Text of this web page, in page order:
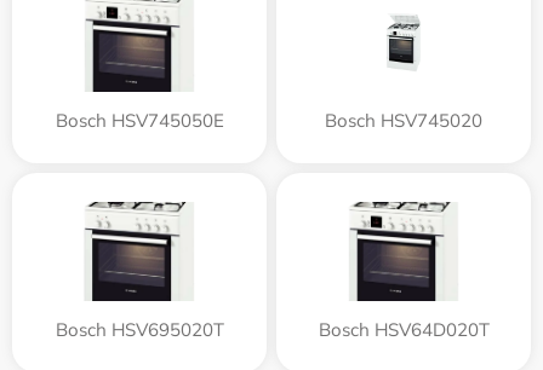
Bosch HSV745050E Bosch HSV745020
Bosch HSV695020T Bosch HSV64D020T